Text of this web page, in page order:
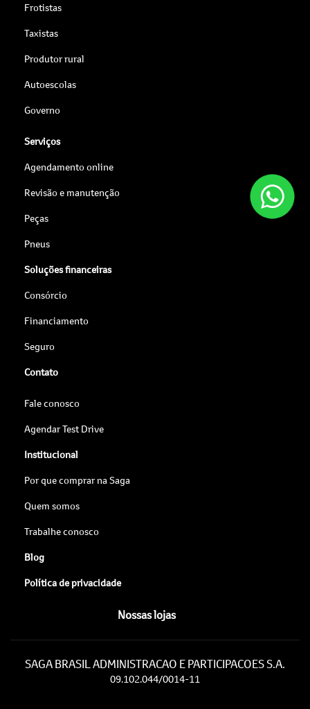
Frotistas
Taxistas
Produtor rural
Autoescolas
Governo
Serviços
Agendamento online
Revisão e manutenção
Peças
Pneus
Soluções financeiras
Consórcio
Financiamento
Seguro
Contato
Fale conosco
Agendar Test Drive
Institucional
Por que comprar na Saga
Quem somos
Trabalhe conosco
Blog
Política de privacidade
Nossas lojas
SAGA BRASIL ADMINISTRACAO E PARTICIPACOES S.A.
09.102.044/0014-11